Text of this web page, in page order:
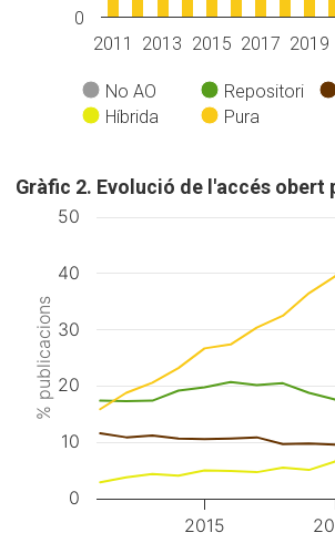
No AO Repositori
Híbrida
Pura
2011 2013 2015 2017 2019
0
% publicacions
Gràfic 2. Evolució de l'accés obert
2015
0
10
20
30
40
50